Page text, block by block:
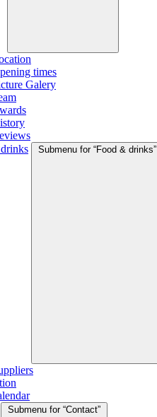
times
Galery
Submenu for “Food & drinks”
Submenu for “Contact”